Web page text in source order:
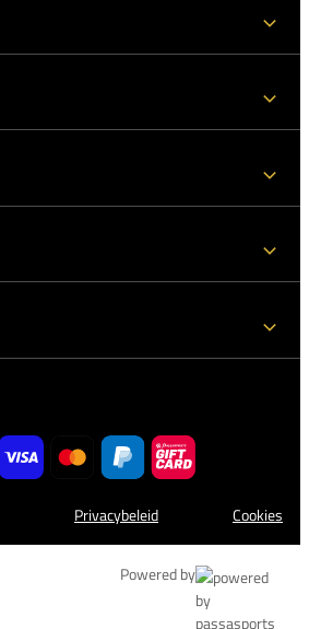
Privacybeleid Cookies
Powered by